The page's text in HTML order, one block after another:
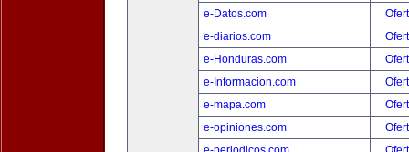
e-Datos.com
e-diarios.com
e-Honduras.com
e-Informacion.com
e-mapa.com
e-opiniones.com